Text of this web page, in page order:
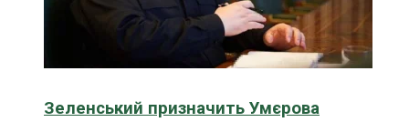
Зеленський призначить Умєрова